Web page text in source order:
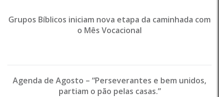
Grupos Bíblicos iniciam nova etapa da caminhada com
o Mês Vocacional
Agenda de Agosto – “Perseverantes e bem unidos,
partiam o pão pelas casas.”